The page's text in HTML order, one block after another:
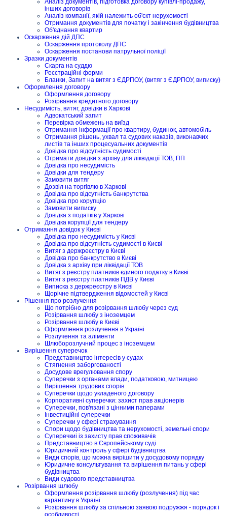
Аналіз документів, підготовка договору купівлі-продажу,
інших договорів
Аналіз компанії, якій належить об'єкт нерухомості
Отримання документів для початку і закінчення будівництва
Об'єднання квартир
Оскарження дій ДПС
Оскарження протоколу ДПС
Оскарження постанови патрульної поліції
Зразки документів
Скарга на суддю
Реєстраційні форми
Бланки, Запит на витяг з ЄДРПОУ, (витяг з ЄДРПОУ, виписку)
Оформлення договору
Оформлення договору
Розірвання кредитного договору
Несудимість, витяг, довідки в Харкові
Адвокатський запит
Перевірка обмежень на виїзд
Отримання інформації про квартиру, будинок, автомобіль
Отримання рішень, ухвал та судових наказів, виконавчих
листів та інших процесуальних документів
Довідка про відсутність судимості
Отримати довідки з архіву для ліквідації ТОВ, ПП
Довідка про несудимість
Довідки для тендеру
Замовити витяг
Дозвіл на торгівлю в Харкові
Довідка про відсутність банкрутства
Довідка про корупцію
Замовити виписку
Довідка з податків у Харкові
Довідка корупції для тендеру
Отримання довідок у Києві
Довідка про несудимість у Києві
Довідка про відсутність судимості в Києві
Витяг з держреєстру в Києві
Довідка про банкрутство в Києві
Довідка з архіву при ліквідації ТОВ
Витяг з реєстру платників єдиного податку в Києві
Витяг з реєстру платників ПДВ у Києві
Виписка з держреєстру в Києві
Щорічне підтвердження відомостей у Києві
Рішення про розлучення
Що потрібно для розірвання шлюбу через суд
Розірвання шлюбу з іноземцем
Розірвання шлюбу в Києві
Оформлення розлучення в Україні
Розлучення та аліменти
Шлюборозлучний процес з іноземцем
Вирішення суперечок
Представництво інтересів у судах
Стягнення заборгованості
Досудове врегулювання спору
Суперечки з органами влади, податковою, митницею
Вирішення трудових спорів
Суперечки щодо укладеного договору
Корпоративні суперечки: захист прав акціонерів
Суперечки, пов'язані з цінними паперами
Інвестиційні суперечки
Суперечки у сфері страхування
Спори щодо будівництва та нерухомості, земельні спори
Суперечкиі із захисту прав споживачів
Представництво в Європейському суді
Юридичний контроль у сфері будівництва
Види спорів, що можна вирішити у досудовому порядку
Юридичне консультування та вирішення питань у сфері
будівництва
Види судового представництва
Розірвання шлюбу
Оформлення розірвання шлюбу (розлучення) під час
карантину в Україні
Розірвання шлюбу за спільною заявою подружжя - порядок і
особливості